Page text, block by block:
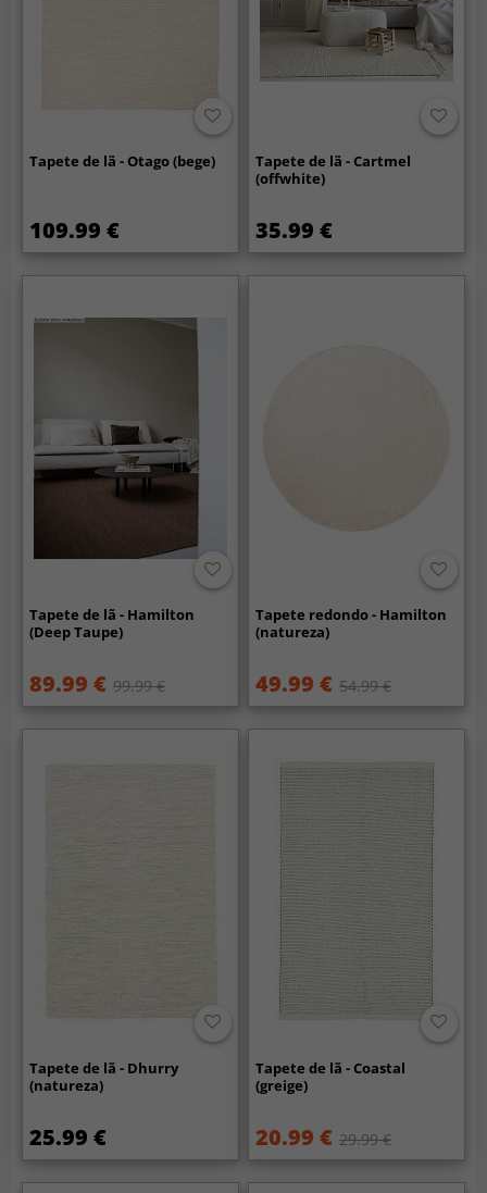
Tapete de lã - Otago (bege)
109.99 €
Tapete de lã - Cartmel
(offwhite)
35.99 €
Tapete de lã - Hamilton
(Deep Taupe)
89.99 € 99.99 €
Tapete redondo - Hamilton
(natureza)
49.99 € 54.99 €
Tapete de lã - Dhurry
(natureza)
25.99 €
Tapete de lã - Coastal
(greige)
20.99 € 29.99 €